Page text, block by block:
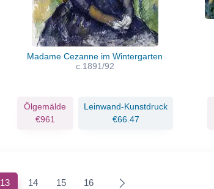
Madame Cezanne im Wintergarten
c.1891/92
Ölgemälde
€961
Leinwand-Kunstdruck
€66.47
13(current)
14 15 16